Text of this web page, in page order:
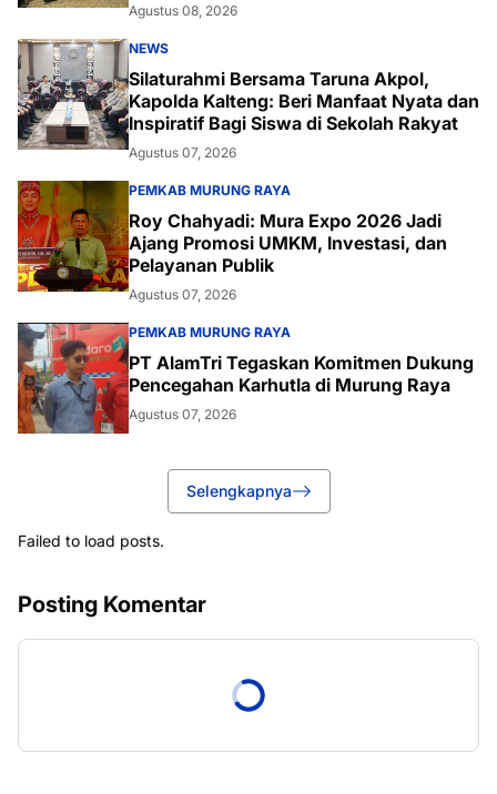
Agustus 08, 2026
NEWS
Silaturahmi Bersama Taruna Akpol,
Kapolda Kalteng: Beri Manfaat Nyata dan
Inspiratif Bagi Siswa di Sekolah Rakyat
Agustus 07, 2026
PEMKAB MURUNG RAYA
Roy Chahyadi: Mura Expo 2026 Jadi
Ajang Promosi UMKM, Investasi, dan
Pelayanan Publik
Agustus 07, 2026
PEMKAB MURUNG RAYA
PT AlamTri Tegaskan Komitmen Dukung
Pencegahan Karhutla di Murung Raya
Agustus 07, 2026
Selengkapnya
Failed to load posts.
Posting Komentar